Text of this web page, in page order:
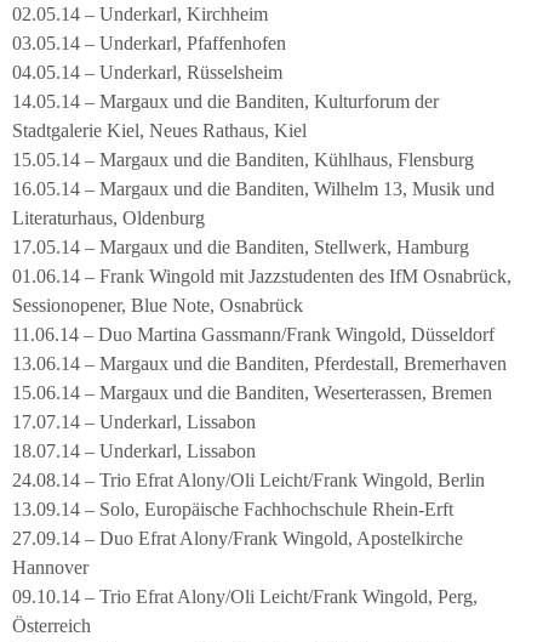
02.05.14 – Underkarl, Kirchheim
03.05.14 – Underkarl, Pfaffenhofen
04.05.14 – Underkarl, Rüsselsheim
14.05.14 – Margaux und die Banditen, Kulturforum der
Stadtgalerie Kiel, Neues Rathaus, Kiel
15.05.14 – Margaux und die Banditen, Kühlhaus, Flensburg
16.05.14 – Margaux und die Banditen, Wilhelm 13, Musik und
Literaturhaus, Oldenburg
17.05.14 – Margaux und die Banditen, Stellwerk, Hamburg
01.06.14 – Frank Wingold mit Jazzstudenten des IfM Osnabrück,
Sessionopener, Blue Note, Osnabrück
11.06.14 – Duo Martina Gassmann/Frank Wingold, Düsseldorf
13.06.14 – Margaux und die Banditen, Pferdestall, Bremerhaven
15.06.14 – Margaux und die Banditen, Weserterassen, Bremen
17.07.14 – Underkarl, Lissabon
18.07.14 – Underkarl, Lissabon
24.08.14 – Trio Efrat Alony/Oli Leicht/Frank Wingold, Berlin
13.09.14 – Solo, Europäische Fachhochschule Rhein-Erft
27.09.14 – Duo Efrat Alony/Frank Wingold, Apostelkirche
Hannover
09.10.14 – Trio Efrat Alony/Oli Leicht/Frank Wingold, Perg,
Österreich